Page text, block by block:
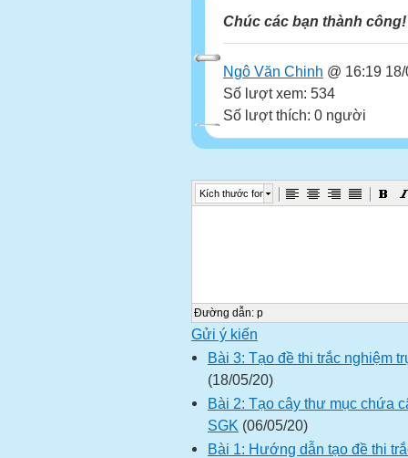
Chúc các bạn thành công!
Ngô Văn Chinh @ 16:19
Số lượt xem: 534
Số lượt thích: 0 người
Kích thước font
Đường dẫn: p
Gửi ý kiến
Bài 3: Tạo đề thi trắc nghiệm
(18/05/20)
Bài 2: Tạo cây thư mục chứa
SGK (06/05/20)
Bài 1: Hướng dẫn tạo đề thi